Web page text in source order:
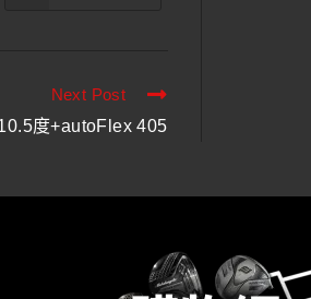
Next Post
度+autoFlex 405